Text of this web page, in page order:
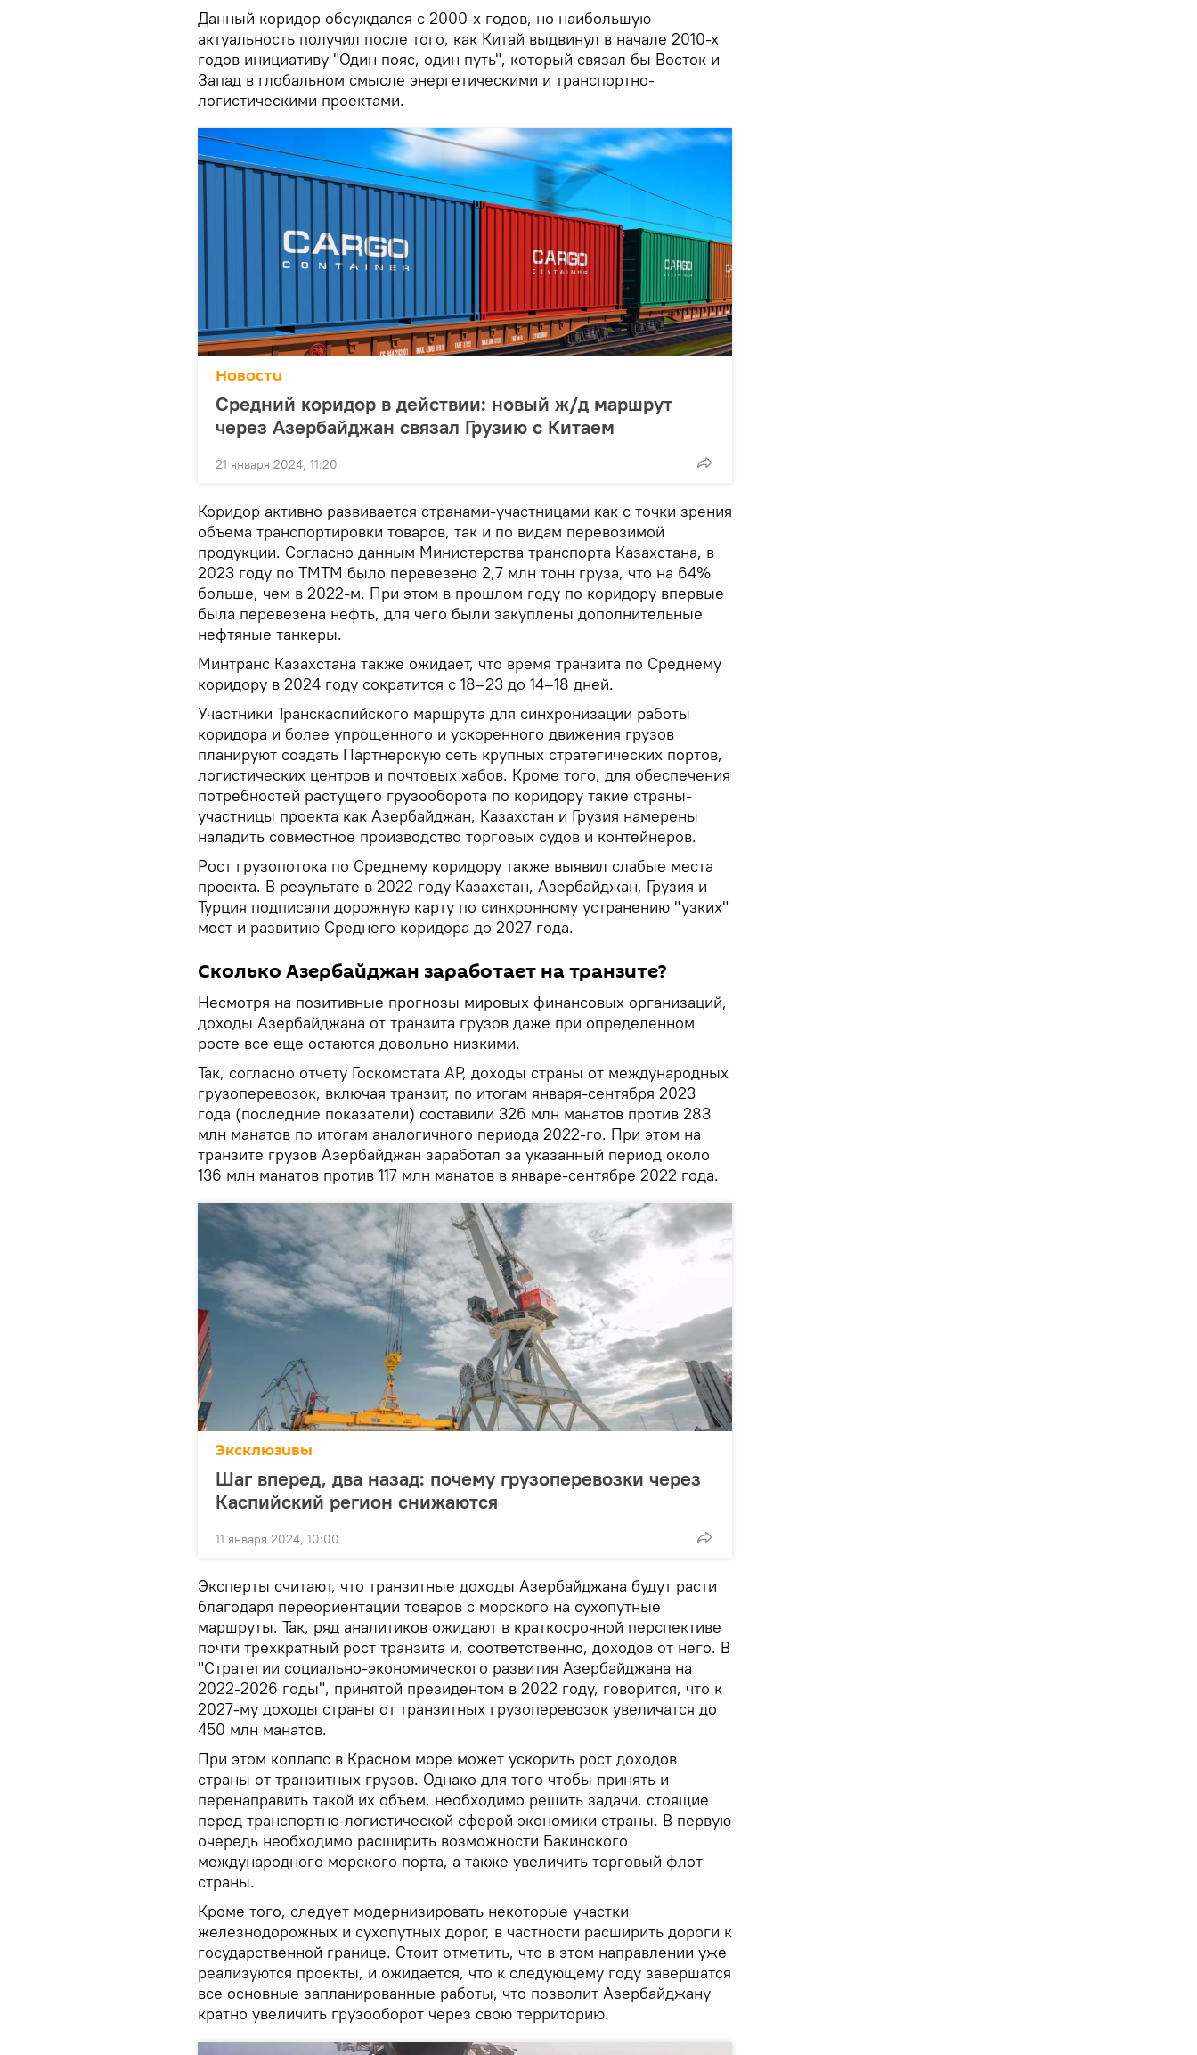
Данный коридор обсуждался с 2000-х годов, но наибольшую
актуальность получил после того, как Китай выдвинул в начале 2010-х
годов инициативу "Один пояс, один путь", который связал бы Восток и
Запад в глобальном смысле энергетическими и транспортно-
логистическими проектами.
Новости
Средний коридор в действии: новый ж/д маршрут
через Азербайджан связал Грузию с Китаем
21 января 2024, 11:20
Коридор активно развивается странами-участницами как с точки зрения
объема транспортировки товаров, так и по видам перевозимой
продукции. Согласно данным Министерства транспорта Казахстана, в
2023 году по ТМТМ было перевезено 2,7 млн тонн груза, что на 64%
больше, чем в 2022-м. При этом в прошлом году по коридору впервые
была перевезена нефть, для чего были закуплены дополнительные
нефтяные танкеры.
Минтранс Казахстана также ожидает, что время транзита по Среднему
коридору в 2024 году сократится c 18–23 до 14–18 дней.
Участники Транскаспийского маршрута для синхронизации работы
коридора и более упрощенного и ускоренного движения грузов
планируют создать Партнерскую сеть крупных стратегических портов,
логистических центров и почтовых хабов. Кроме того, для обеспечения
потребностей растущего грузооборота по коридору такие страны-
участницы проекта как Азербайджан, Казахстан и Грузия намерены
наладить совместное производство торговых судов и контейнеров.
Рост грузопотока по Среднему коридору также выявил слабые места
проекта. В результате в 2022 году Казахстан, Азербайджан, Грузия и
Турция подписали дорожную карту по синхронному устранению "узких"
мест и развитию Среднего коридора до 2027 года.
Сколько Азербайджан заработает на транзите?
Несмотря на позитивные прогнозы мировых финансовых организаций,
доходы Азербайджана от транзита грузов даже при определенном
росте все еще остаются довольно низкими.
Так, согласно отчету Госкомстата АР, доходы страны от международных
грузоперевозок, включая транзит, по итогам января-сентября 2023
года (последние показатели) составили 326 млн манатов против 283
млн манатов по итогам аналогичного периода 2022-го. При этом на
транзите грузов Азербайджан заработал за указанный период около
136 млн манатов против 117 млн манатов в январе-сентябре 2022 года.
Эксклюзивы
Шаг вперед, два назад: почему грузоперевозки через
Каспийский регион снижаются
11 января 2024, 10:00
Эксперты считают, что транзитные доходы Азербайджана будут расти
благодаря переориентации товаров с морского на сухопутные
маршруты. Так, ряд аналитиков ожидают в краткосрочной перспективе
почти трехкратный рост транзита и, соответственно, доходов от него. В
"Стратегии социально-экономического развития Азербайджана на
2022-2026 годы", принятой президентом в 2022 году, говорится, что к
2027-му доходы страны от транзитных грузоперевозок увеличатся до
450 млн манатов.
При этом коллапс в Красном море может ускорить рост доходов
страны от транзитных грузов. Однако для того чтобы принять и
перенаправить такой их объем, необходимо решить задачи, стоящие
перед транспортно-логистической сферой экономики страны. В первую
очередь необходимо расширить возможности Бакинского
международного морского порта, а также увеличить торговый флот
страны.
Кроме того, следует модернизировать некоторые участки
железнодорожных и сухопутных дорог, в частности расширить дороги к
государственной границе. Стоит отметить, что в этом направлении уже
реализуются проекты, и ожидается, что к следующему году завершатся
все основные запланированные работы, что позволит Азербайджану
кратно увеличить грузооборот через свою территорию.